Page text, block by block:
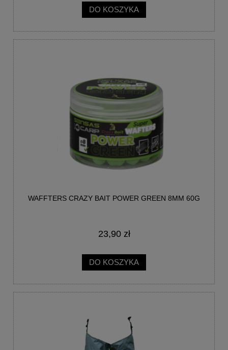
DO KOSZYKA
WAFFTERS CRAZY BAIT POWER GREEN 8MM 60G
23,90 zł
DO KOSZYKA